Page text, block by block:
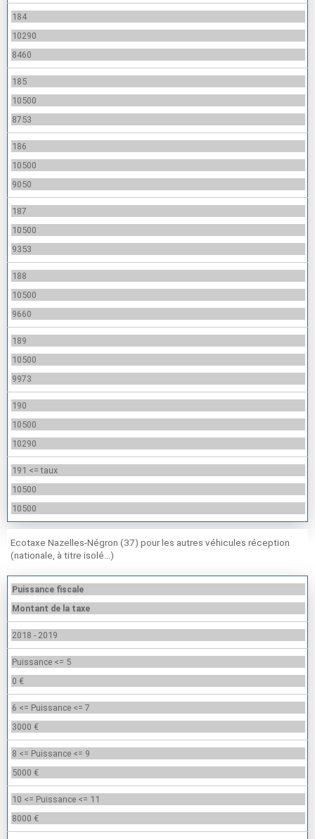
184
10290
8460
185
10500
8753
186
10500
9050
187
10500
9353
188
10500
9660
189
10500
9973
190
10500
10290
191 <= taux
10500
10500
Ecotaxe Nazelles-Négron (37) pour les autres véhicules réception
(nationale, à titre isolé…)
Puissance fiscale
Montant de la taxe
2018 - 2019
Puissance <= 5
0 €
6 <= Puissance <= 7
3000 €
8 <= Puissance <= 9
5000 €
10 <= Puissance <= 11
8000 €